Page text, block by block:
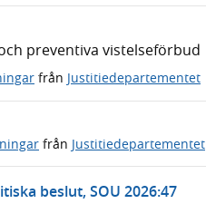
preventiva vistelseförbud
från Justitiedepartementet
från Justitiedepartementet
beslut, SOU 2026:47